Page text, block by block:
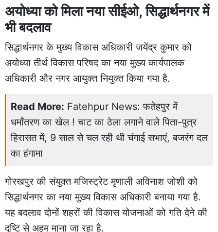
अयोध्या को मिला नया सीईओ, सिद्धार्थनगर में
भी बदलाव
सिद्धार्थनगर के मुख्य विकास अधिकारी जयेंद्र कुमार को
अयोध्या तीर्थ विकास परिषद का नया मुख्य कार्यपालक
अधिकारी और नगर आयुक्त नियुक्त किया गया है.
Read More: Fatehpur News: फतेहपुर में
धर्मांतरण का खेल ! चाट का ठेला लगाने वाले पिता-पुत्र
हिरासत में, 9 साल से चल रही थी चंगाई सभाएं, बजरंग दल
का हंगामा
गोरखपुर की संयुक्त मजिस्ट्रेट मृणाली अविनाश जोशी को
सिद्धार्थनगर का नया मुख्य विकास अधिकारी बनाया गया है.
यह बदलाव दोनों शहरों की विकास योजनाओं को गति देने की
दृष्टि से अहम माना जा रहा है.